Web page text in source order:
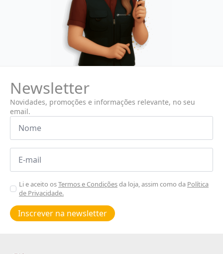
Newsletter
Novidades, promoções e informações relevante, no seu
email.
Nome
Email
Aceitar
Poiticas
de
privacidade
Li e aceito osTermos e Condiçõesda loja, assim como da Política
de Privacidade.
Inscrever na newsletter